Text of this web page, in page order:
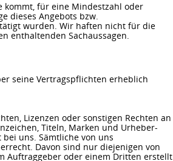
kommt, für eine Mindestzahl oder
dieses Angebots bzw.
wurden. Wir haften nicht für die
enthaltenden Sachaussagen.
seine Vertragspflichten erheblich
Lizenzen oder sonstigen Rechten an
Titeln, Marken und Urheber-
uns. Sämtliche von uns
Davon sind nur diejenigen von
Auftraggeber oder einem Dritten erstellt